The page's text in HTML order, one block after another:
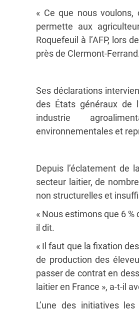
« Ce que nous voulons,
permette aux
Roquefeuil à l’AFP, lors
près de Clermont-Ferrand.
Ses déclarations
des États généraux de
industrie
environnementales et
Depuis l’éclatement de
secteur laitier, de
non structurelles et
« Nous estimons que 6
il dit.
« Il faut que la fixation
de production des
passer de contrat en
laitier en France », a-t-il
L’une des initiatives